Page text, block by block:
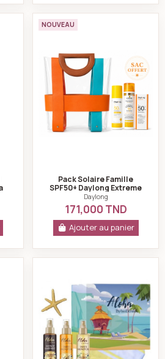
monoï oil spray 150ml - inoderma
NOUVEAU
Pack Solaire Famille
SPF50+ Daylong Extreme
50ml + Daylong Kids +
Protection Cheveux...
Daylong
171,000 TND
Ajouter au panier